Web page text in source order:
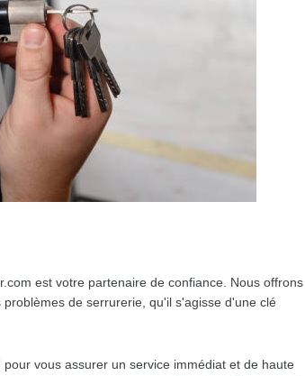
est votre partenaire de confiance. Nous offrons
de serrurerie, qu'il s'agisse d'une clé
vous assurer un service immédiat et de haute